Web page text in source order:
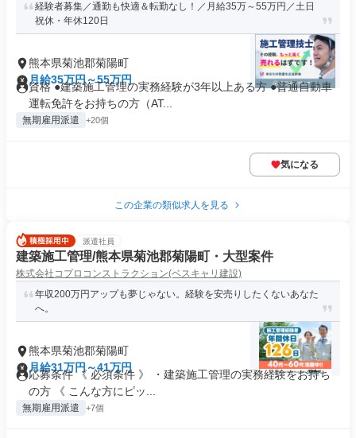
経験者募集／通勤も快適＆転勤なし！／月給35万～55万円／土日
祝休・年休120日
熊本県菊池郡菊陽町
月給35万円～55万円
資格 ●建築施工管理の実務経験が3年以上ある方 ●普通自動車
運転免許をお持ちの方（AT...
無期雇用派遣 +20個
気になる
この企業の類似求人を見る
派遣社員
建築施工管理/熊本県菊池郡菊陽町・大型案件
株式会社コプロコンストラクション(ベスキャリ建設)
年収200万円アップも夢じゃない。経験を安売りしたくないあなた
へ。
熊本県菊池郡菊陽町
月給31万円～41万円
応募条件 《 必須条件 》 ・建築施工管理の実務経験をお持ち
の方 《 こんな方にピッ...
無期雇用派遣 +7個